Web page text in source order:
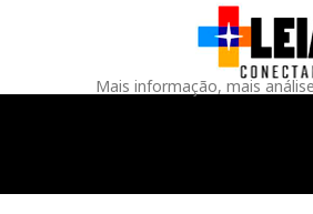
Mais informação, mais